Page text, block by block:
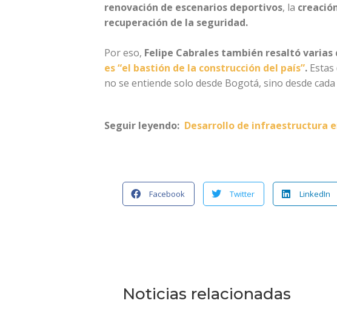
renovación de escenarios deportivos, la
recuperación de la seguridad.
Por eso, Felipe Cabrales también resaltó varias
es “el bastión de la construcción del país”.
no se entiende solo desde Bogotá, sino desde
Seguir leyendo: Desarrollo de infraestructura
Facebook Twitter LinkedIn
Noticias relacionadas